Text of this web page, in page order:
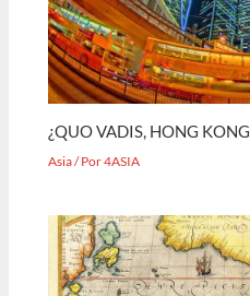
¿QUO VADIS, HONG
Asia/ Por4ASIA